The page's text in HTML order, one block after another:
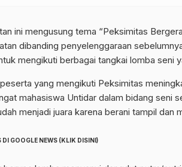
ini mengusung tema “Peksimitas
dibanding penyelenggaraan
mengikuti berbagai tangkai lomba seni
yang mengikuti Peksimitas
mahasiswa Untidar dalam bidang seni
menjadi juara karena berani tampil dan
GOOGLE NEWS ( KLIK DISINI)